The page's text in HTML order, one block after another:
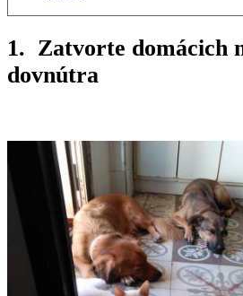
1. Zatvorte domácich
dovnútra